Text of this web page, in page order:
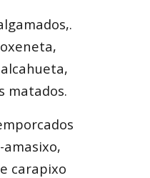
matados.
carapixo